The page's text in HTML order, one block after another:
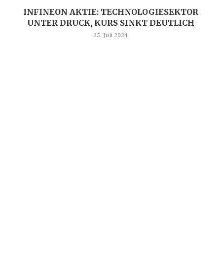
INFINEON AKTIE: TECHNOLOGIESEKTOR
UNTER DRUCK, KURS SINKT DEUTLICH
25. Juli 2024